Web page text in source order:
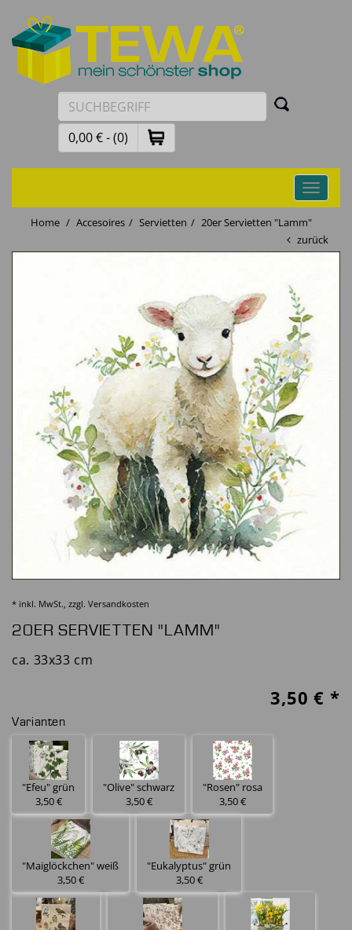
0,00 € - (0)
Toggle
Home
Accesoires Servietten
20er Servietten "Lamm"
zurück
* inkl. MwSt., zzgl. Versandkosten
20ER SERVIETTEN "LAMM"
ca. 33x33 cm
3,50 € *
Varianten
"Efeu" grün
3,50 €
"Olive" schwarz
3,50 €
"Rosen" rosa
3,50 €
"Maiglöckchen" weiß
3,50 €
"Eukalyptus" grün
3,50 €